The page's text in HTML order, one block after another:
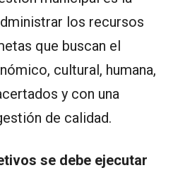
los recursos
que buscan el
cultural, humana,
y con una
de calidad.
se debe ejecutar